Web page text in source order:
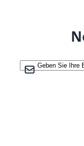
Melden Sie sich